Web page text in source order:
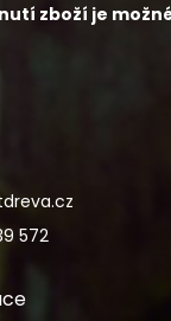
zboží je
572